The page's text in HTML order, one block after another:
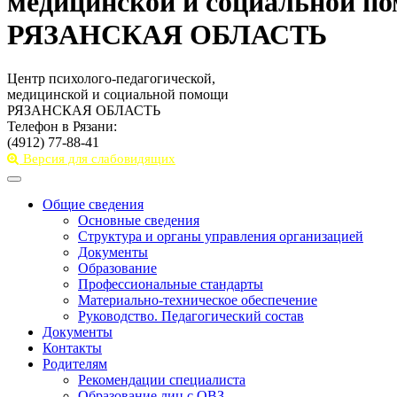
РЯЗАНСКАЯ ОБЛАСТЬ
Центр психолого-педагогической,
медицинской и социальной помощи
РЯЗАНСКАЯ ОБЛАСТЬ
Телефон в Рязани:
(4912) 77-88-41
Версия для слабовидящих
Toggle
navigationОбщие сведения
Основные сведения
Структура и органы управления организацией
Документы
Образование
Профессиональные стандарты
Материально-техническое обеспечение
Руководство. Педагогический состав
Документы
Контакты
Родителям
Рекомендации специалиста